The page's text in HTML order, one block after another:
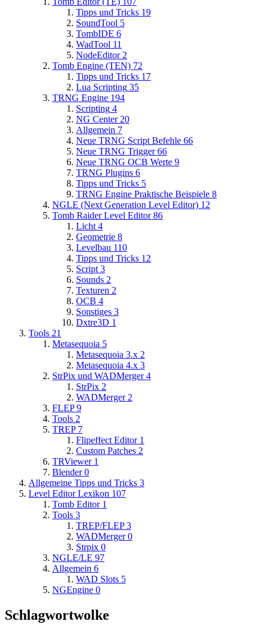
Tipps und Tricks 19
SoundTool 5
TombIDE 6
WadTool 11
NodeEditor 2
Tomb Engine (TEN) 72
Tipps und Tricks 17
Lua Scripting 35
TRNG Engine 194
Scripting 4
NG Center 20
Allgemein 7
Neue TRNG Script Befehle 66
Neue TRNG Trigger 66
Neue TRNG OCB Werte 9
TRNG Plugins 6
Tipps und Tricks 5
TRNG Engine Praktische Beispiele 8
NGLE (Next Generation Level Editor) 12
Tomb Raider Level Editor 86
Licht 4
Geometrie 8
Levelbau 110
Tipps und Tricks 12
Script 3
Sounds 2
Texturen 2
OCB 4
Sonstiges 3
Dxtre3D 1
Tools 21
Metasequoia 5
Metasequoia 3.x 2
Metasequoia 4.x 3
StrPix und WADMerger 4
StrPix 2
WADMerger 2
FLEP 9
Tools 2
TREP 7
Flipeffect Editor 1
Custom Patches 2
TRViewer 1
Blender 0
Allgemeine Tipps und Tricks 3
Level Editor Lexikon 107
Tomb Editor 1
Tools 3
TREP/FLEP 3
WADMerger 0
Strpix 0
NGLE/LE 97
Allgemein 6
WAD Slots 5
NGEngine 0
Schlagwortwolke